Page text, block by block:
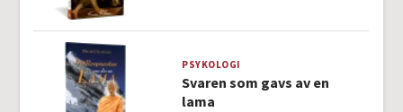
PSYKOLOGI
Svaren som gavs av en
lama